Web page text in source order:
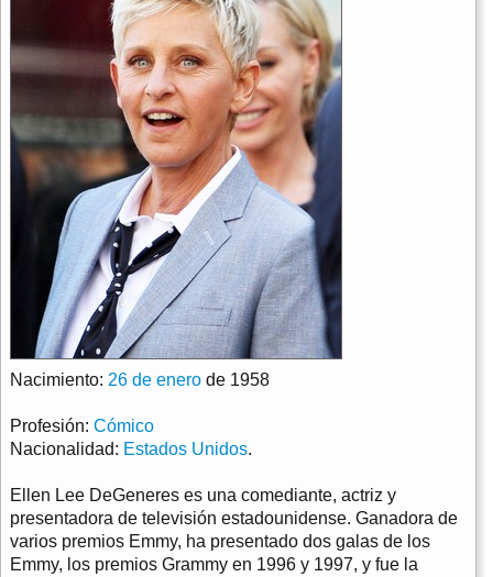
Nacimiento: 26 de enero de 1958
Profesión: Cómico
Nacionalidad: Estados Unidos.
Ellen Lee DeGeneres es una comediante, actriz y
presentadora de televisión estadounidense. Ganadora de
varios premios Emmy, ha presentado dos galas de los
Emmy, los premios Grammy en 1996 y 1997, y fue la